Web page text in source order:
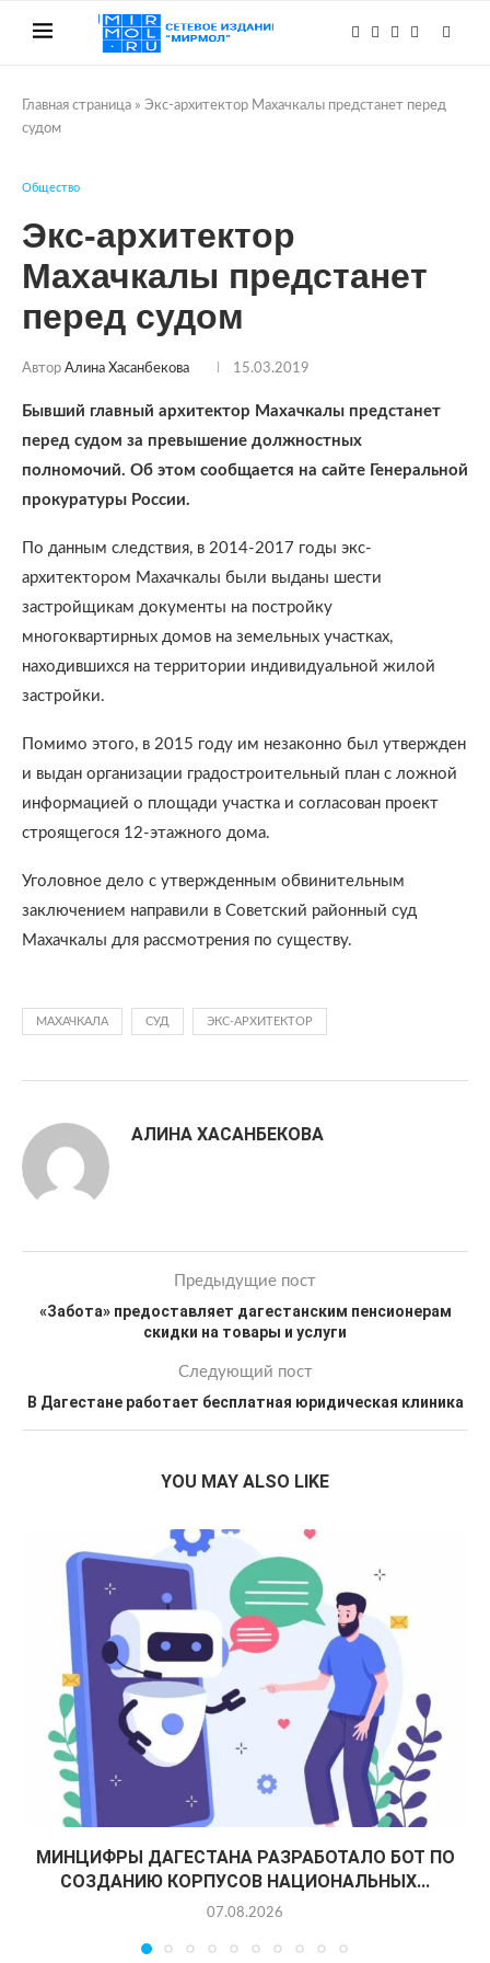
Главная страница » Экс-архитектор Махачкалы предстанет перед
судом
Общество
Экс-архитектор
Махачкалы предстанет
перед судом
Автор Алина Хасанбекова 15.03.2019
Бывший главный архитектор Махачкалы предстанет
перед судом за превышение должностных
полномочий. Об этом сообщается на сайте Генеральной
прокуратуры России.
По данным следствия, в 2014-2017 годы экс-
архитектором Махачкалы были выданы шести
застройщикам документы на постройку
многоквартирных домов на земельных участках,
находившихся на территории индивидуальной жилой
застройки.
Помимо этого, в 2015 году им незаконно был утвержден
и выдан организации градостроительный план с ложной
информацией о площади участка и согласован проект
строящегося 12-этажного дома.
Уголовное дело с утвержденным обвинительным
заключением направили в Советский районный суд
Махачкалы для рассмотрения по существу.
МАХАЧКАЛА СУД ЭКС-АРХИТЕКТОР
АЛИНА ХАСАНБЕКОВА
Предыдущие пост
«Забота» предоставляет дагестанским пенсионерам
скидки на товары и услуги
Следующий пост
В Дагестане работает бесплатная юридическая клиника
YOU MAY ALSO LIKE
МИНЦИФРЫ ДАГЕСТАНА РАЗРАБОТАЛО БОТ ПО
СОЗДАНИЮ КОРПУСОВ НАЦИОНАЛЬНЫХ...
07.08.2026